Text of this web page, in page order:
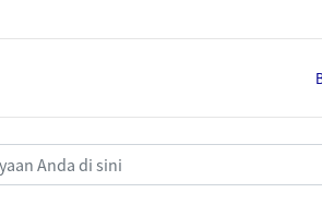
PCR yang dapat